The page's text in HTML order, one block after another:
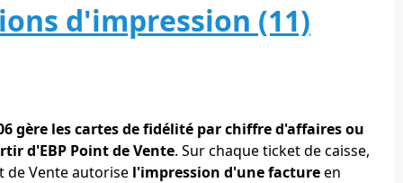
d'impression (11)
gère les cartes de fidélité par chiffre d'affaires ou
d'EBP Point de Vente. Sur chaque ticket de caisse,
de Vente autorise l'impression d'une factureen